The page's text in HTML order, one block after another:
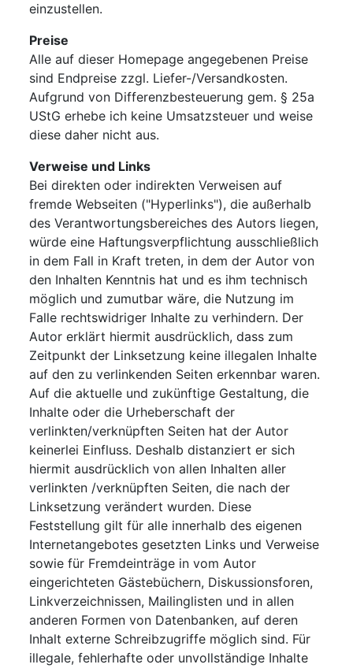
einzustellen.
Preise
Alle auf dieser Homepage angegebenen Preise
sind Endpreise zzgl. Liefer-/Versandkosten.
Aufgrund von Differenzbesteuerung gem. § 25a
UStG erhebe ich keine Umsatzsteuer und weise
diese daher nicht aus.
Verweise und Links
Bei direkten oder indirekten Verweisen auf
fremde Webseiten ("Hyperlinks"), die außerhalb
des Verantwortungsbereiches des Autors liegen,
würde eine Haftungsverpflichtung ausschließlich
in dem Fall in Kraft treten, in dem der Autor von
den Inhalten Kenntnis hat und es ihm technisch
möglich und zumutbar wäre, die Nutzung im
Falle rechtswidriger Inhalte zu verhindern. Der
Autor erklärt hiermit ausdrücklich, dass zum
Zeitpunkt der Linksetzung keine illegalen Inhalte
auf den zu verlinkenden Seiten erkennbar waren.
Auf die aktuelle und zukünftige Gestaltung, die
Inhalte oder die Urheberschaft der
verlinkten/verknüpften Seiten hat der Autor
keinerlei Einfluss. Deshalb distanziert er sich
hiermit ausdrücklich von allen Inhalten aller
verlinkten /verknüpften Seiten, die nach der
Linksetzung verändert wurden. Diese
Feststellung gilt für alle innerhalb des eigenen
Internetangebotes gesetzten Links und Verweise
sowie für Fremdeinträge in vom Autor
eingerichteten Gästebüchern, Diskussionsforen,
Linkverzeichnissen, Mailinglisten und in allen
anderen Formen von Datenbanken, auf deren
Inhalt externe Schreibzugriffe möglich sind. Für
illegale, fehlerhafte oder unvollständige Inhalte